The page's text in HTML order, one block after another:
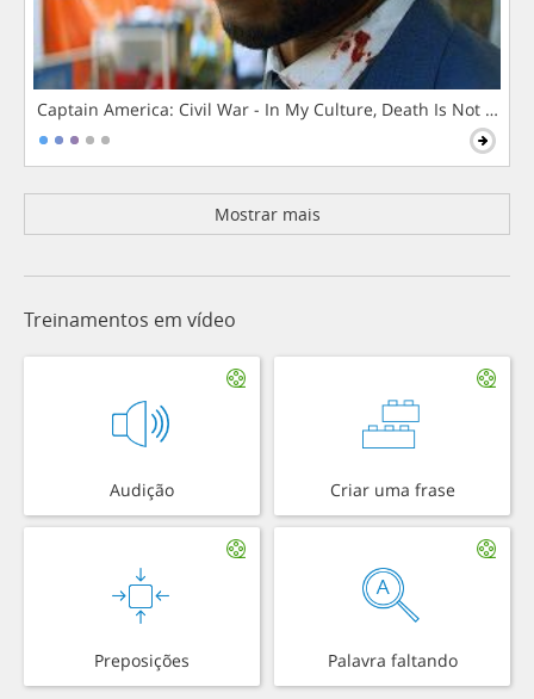
Captain America: Civil War - In My Culture, Death Is Not The
Mostrar mais
Treinamentos em vídeo
Audição Criar uma frase
Preposições Palavra faltando